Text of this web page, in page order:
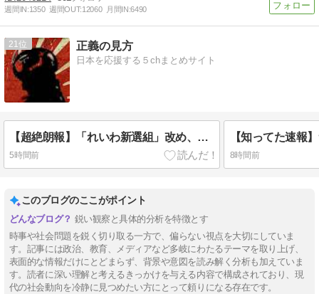
週間IN:1350 週間OUT:12060 月間IN:6490
21 正義の見方
日本を応援する５chまとめサイト
【超絶朗報】「れいわ新選組」改め、新党「いのちの党」爆誕！！！うおおおおおおおお
5時間前 8時間前
このブログのここがポイント
鋭い観察と具体的分析を特徴とす
時事や社会問題を鋭く切り取る一方で、偏らない視点を大切にしていま
す。記事には政治、教育、メディアなど多岐にわたるテーマを取り上げ、
表面的な情報だけにとどまらず、背景や意図を読み解く分析も加えていま
す。読者に深い理解と考えるきっかけを与える内容で構成されており、現
代の社会動向を冷静に見つめたい方にとって頼りになる存在です。